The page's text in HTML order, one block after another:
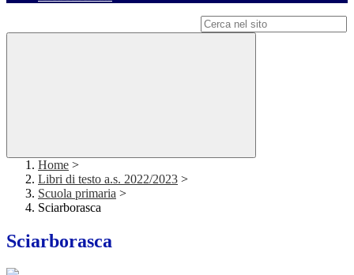
Home >
Libri di testo a.s. 2022/2023 >
Scuola primaria >
Sciarborasca
Sciarborasca